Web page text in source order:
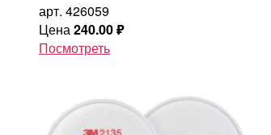
арт. 426059
Цена 240.00₽
Посмотреть